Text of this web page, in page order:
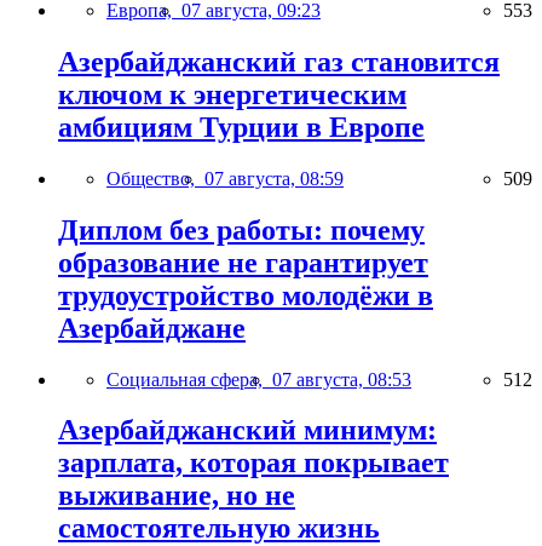
Европа, 07 августа, 09:23 553
Азербайджанский газ становится
ключом к энергетическим
амбициям Турции в Европе
Общество, 07 августа, 08:59 509
Диплом без работы: почему
образование не гарантирует
трудоустройство молодёжи в
Азербайджане
Социальная сфера, 07 августа, 08:53 512
Азербайджанский минимум:
зарплата, которая покрывает
выживание, но не
самостоятельную жизнь